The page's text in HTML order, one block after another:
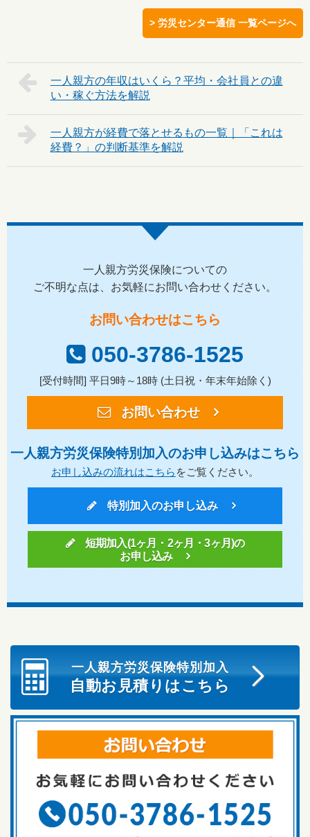
> 労災センター通信 一覧ページへ
一人親方の年収はいくら？平均・会社員との違
い・稼ぐ方法を解説
一人親方が経費で落とせるもの一覧｜「これは
経費？」の判断基準を解説
一人親方労災保険についての
ご不明な点は、お気軽にお問い合わせください。
お問い合わせはこちら
050-3786-1525
[受付時間] 平日9時～18時 (土日祝・年末年始除く)
お問い合わせ
一人親方労災保険特別加入のお申し込みはこちら
お申し込みの流れはこちらをご覧ください。
特別加入のお申し込み
短期加入(1ヶ月・2ヶ月・3ヶ月)の
お申し込み
一人親方労災保険特別加入
自動お見積りはこちら